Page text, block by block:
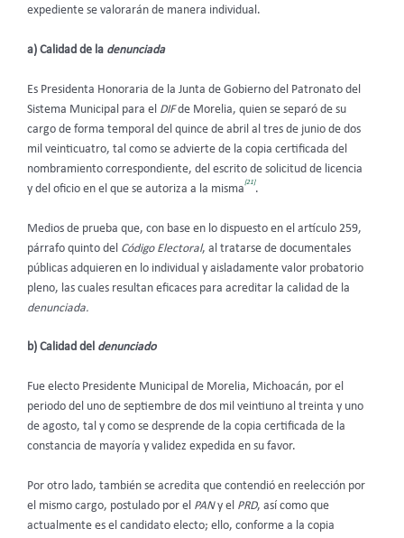
expediente se valorarán de manera individual.
a) Calidad de la denunciada
Es Presidenta Honoraria de la Junta de Gobierno del Patronato del
Sistema Municipal para el DIFde Morelia, quien se separó de su
cargo de forma temporal del quince de abril al tres de junio de dos
mil veinticuatro, tal como se advierte de la copia certificada del
nombramiento correspondiente, del escrito de solicitud de licencia
y del oficio en el que se autoriza a la misma
[21]
.
Medios de prueba que, con base en lo dispuesto en el artículo 259,
párrafo quinto del Código Electoral, al tratarse de documentales
públicas adquieren en lo individual y aisladamente valor probatorio
pleno, las cuales resultan eficaces para acreditar la calidad de la
denunciada.
b) Calidad del denunciado
Fue electo Presidente Municipal de Morelia, Michoacán, por el
periodo del uno de septiembre de dos mil veintiuno al treinta y uno
de agosto, tal y como se desprende de la copia certificada de la
constancia de mayoría y validez expedida en su favor.
Por otro lado, también se acredita que contendió en reelección por
el mismo cargo, postulado por el PANy el PRD, así como que
actualmente es el candidato electo; ello, conforme a la copia